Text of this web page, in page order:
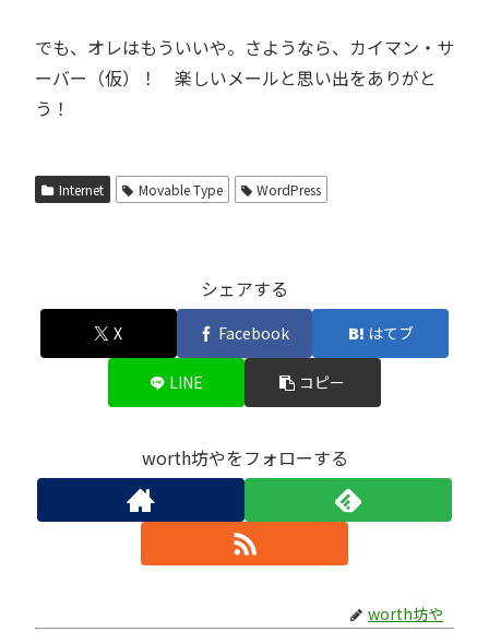
でも、オレはもういいや。さようなら、カイマン・サ
ーバー（仮）！ 楽しいメールと思い出をありがと
う！
Internet Movable Type WordPress
シェアする
X Facebook はてブ
LINE コピー
worth坊やをフォローする
worth坊や